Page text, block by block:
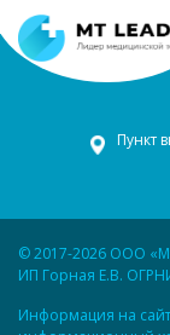
Пункт
© 2017-2026 ООО
ИП Горная Е.В.
Информация на